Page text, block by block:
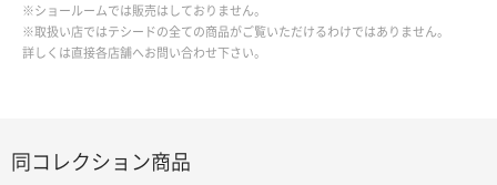
※ショールームでは販売はしておりません。
※取扱い店ではテシードの全ての商品がご覧いただけるわけではありません。
詳しくは直接各店舗へお問い合わせ下さい。
同コレクション商品